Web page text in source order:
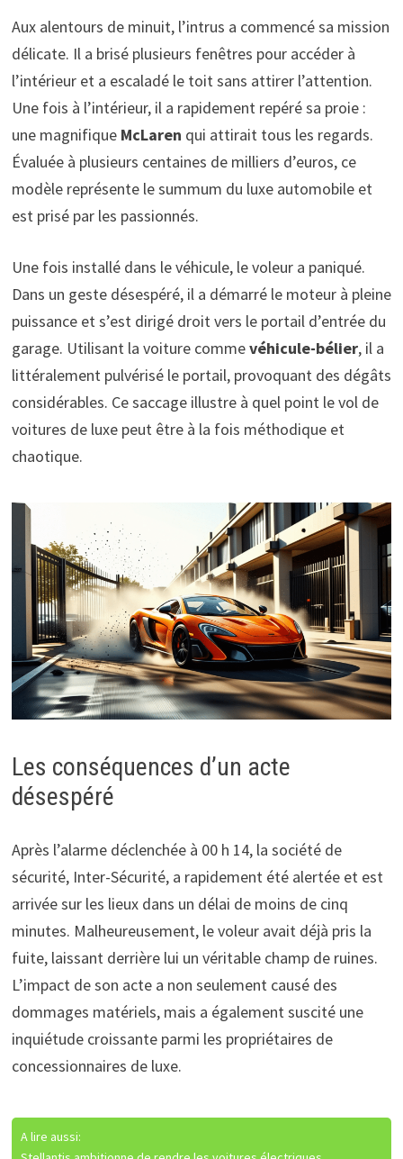
Aux alentours de minuit, l’intrus a commencé sa mission
délicate. Il a brisé plusieurs fenêtres pour accéder à
l’intérieur et a escaladé le toit sans attirer l’attention.
Une fois à l’intérieur, il a rapidement repéré sa proie :
une magnifique McLaren qui attirait tous les regards.
Évaluée à plusieurs centaines de milliers d’euros, ce
modèle représente le summum du luxe automobile et
est prisé par les passionnés.
Une fois installé dans le véhicule, le voleur a paniqué.
Dans un geste désespéré, il a démarré le moteur à pleine
puissance et s’est dirigé droit vers le portail d’entrée du
garage. Utilisant la voiture commevéhicule-bélier, il a
littéralement pulvérisé le portail, provoquant des dégâts
considérables. Ce saccage illustre à quel point le vol de
voitures de luxe peut être à la fois méthodique et
chaotique.
Les conséquences d’un acte
désespéré
Après l’alarme déclenchée à 00 h 14, la société de
sécurité, Inter-Sécurité, a rapidement été alertée et est
arrivée sur les lieux dans un délai de moins de cinq
minutes. Malheureusement, le voleur avait déjà pris la
fuite, laissant derrière lui un véritable champ de ruines.
L’impact de son acte a non seulement causé des
dommages matériels, mais a également suscité une
inquiétude croissante parmi les propriétaires de
concessionnaires de luxe.
A lire aussi: